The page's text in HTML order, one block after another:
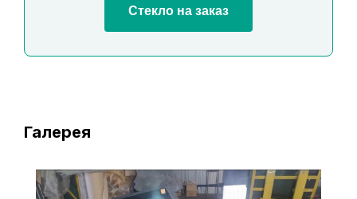
Стекло на заказ
Галерея